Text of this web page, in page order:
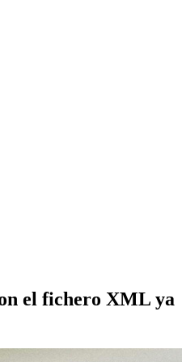
el fichero XML ya